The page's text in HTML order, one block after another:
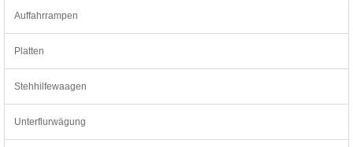
Auffahrrampen
Platten
Stehhilfewaagen
Unterflurwägung